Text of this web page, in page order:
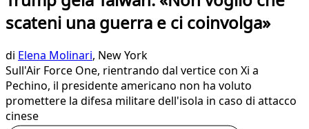
scateni una guerra e ci coinvolga»
di Elena Molinari, New York
Sull'Air Force One, rientrando dal vertice con Xi a
Pechino, il presidente americano non ha voluto
promettere la difesa militare dell'isola in caso di attacco
cinese